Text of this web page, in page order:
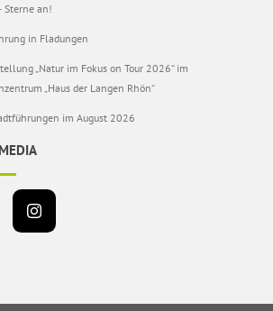
Sterne an!
in Fladungen
„Natur im Fokus on Tour 2026“ im
„Haus der Langen Rhön“
im August 2026